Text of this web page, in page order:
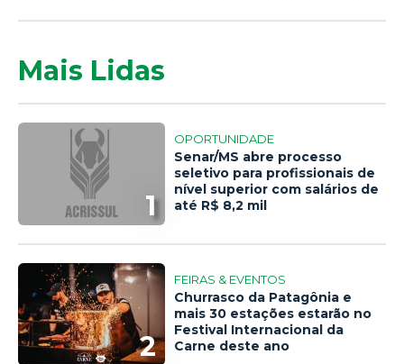
Mais Lidas
1
OPORTUNIDADE
Senar/MS abre processo
seletivo para profissionais de
nível superior com salários de
até R$ 8,2 mil
2
FEIRAS & EVENTOS
Churrasco da Patagônia e
mais 30 estações estarão no
Festival Internacional da
Carne deste ano